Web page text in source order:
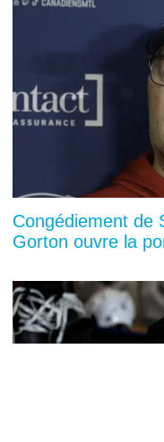
Congédiement de
Gorton ouvre la